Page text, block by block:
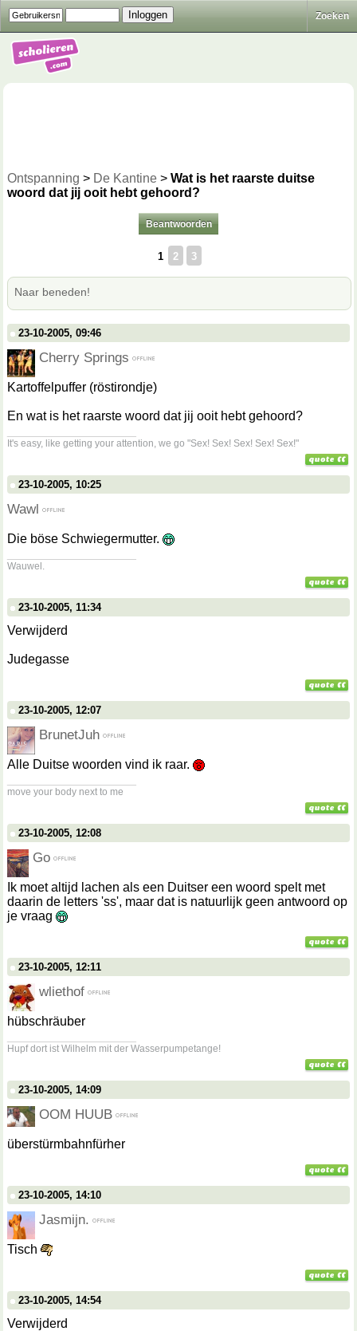
Zoeken
Ontspanning > De Kantine > Wat is het raarste duitse
woord dat jij ooit hebt gehoord?
Beantwoorden
1 2 3
Naar beneden!
23-10-2005, 09:46
Cherry Springs
Kartoffelpuffer (röstirondje)
En wat is het raarste woord dat jij ooit hebt gehoord?
It's easy, like getting your attention, we go "Sex! Sex! Sex! Sex! Sex!"
23-10-2005, 10:25
Wawl
Die böse Schwiegermutter.
Wauwel.
23-10-2005, 11:34
Verwijderd
Judegasse
23-10-2005, 12:07
BrunetJuh
Alle Duitse woorden vind ik raar.
move your body next to me
23-10-2005, 12:08
Go
Ik moet altijd lachen als een Duitser een woord spelt met
daarin de letters 'ss', maar dat is natuurlijk geen antwoord op
je vraag
23-10-2005, 12:11
wliethof
hübschräuber
Hupf dort ist Wilhelm mit der Wasserpumpetange!
23-10-2005, 14:09
OOM HUUB
überstürmbahnfürher
23-10-2005, 14:10
Jasmijn.
Tisch
23-10-2005, 14:54
Verwijderd